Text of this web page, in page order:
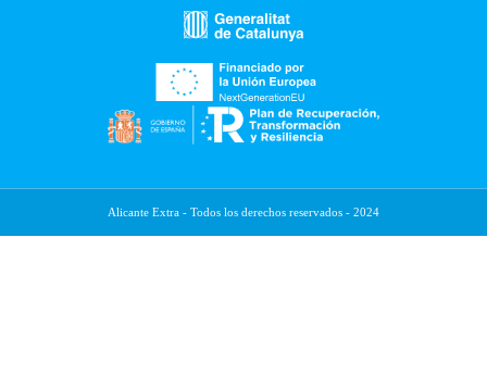
Alicante Extra - Todos los derechos reservados - 2024